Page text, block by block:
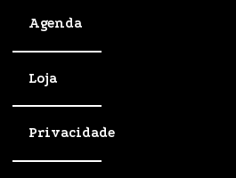
Agenda
Loja
Privacidade